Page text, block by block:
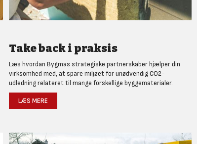
Take back i praksis
Læs hvordan Bygmas strategiske partnerskaber hjælper din
virksomhed med, at spare miljøet for unødvendig CO2-
udledning relateret til mange forskellige byggematerialer.
LÆS MERE